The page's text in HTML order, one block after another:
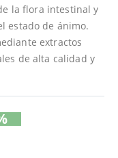
la flora intestinal y
estado de ánimo.
extractos
de alta calidad y